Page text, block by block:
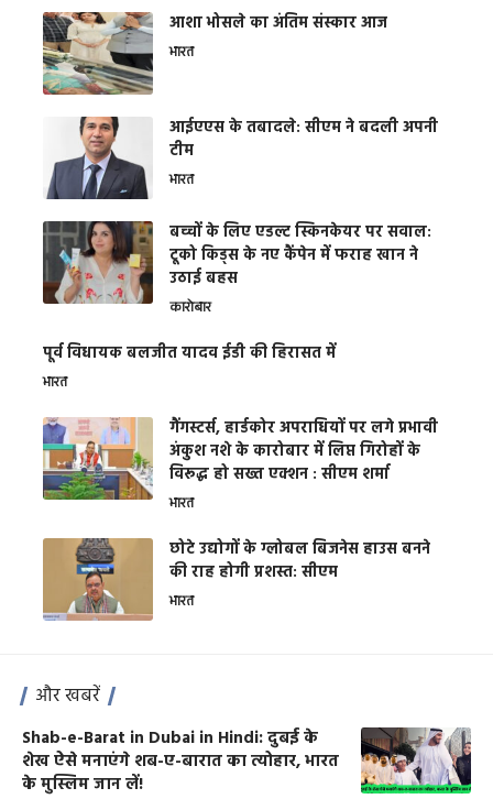
आशा भोसले का अंतिम संस्कार आज
भारत
आईएएस के तबादले: सीएम ने बदली अपनी
टीम
भारत
बच्चों के लिए एडल्ट स्किनकेयर पर सवाल:
टूको किड्स के नए कैंपेन में फराह खान ने
उठाई बहस
कारोबार
पूर्व विधायक बलजीत यादव ईडी की हिरासत में
भारत
गैंगस्टर्स, हार्डकोर अपराधियों पर लगे प्रभावी
अंकुश नशे के कारोबार में लिप्त गिरोहों के
विरूद्ध हो सख्त एक्शन : सीएम शर्मा
भारत
छोटे उद्योगों के ग्लोबल बिजनेस हाउस बनने
की राह होगी प्रशस्त: सीएम
भारत
और खबरें
Shab-e-Barat in Dubai in Hindi: दुबई के
शेख ऐसे मनाएंगे शब-ए-बारात का त्योहार, भारत
के मुस्लिम जान लें!